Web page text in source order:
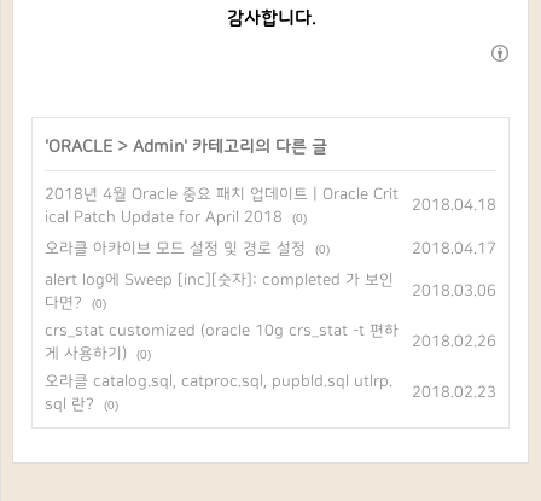
감사합니다.
'ORACLE > Admin' 카테고리의 다른 글
2018년 4월 Oracle 중요 패치 업데이트 | Oracle Crit
ical Patch Update for April 2018
(0)
2018.04.18
오라클 아카이브 모드 설정 및 경로 설정 (0)
2018.04.17
alert log에 Sweep [inc][숫자]: completed 가 보인
다면?
(0)
2018.03.06
crs_stat customized (oracle 10g crs_stat -t 편하
게 사용하기)
(0)
2018.02.26
오라클 catalog.sql, catproc.sql, pupbld.sql utlrp.
sql 란?
(0)
2018.02.23